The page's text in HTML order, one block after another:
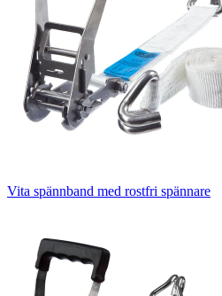
Vita spännband med rostfri spännare